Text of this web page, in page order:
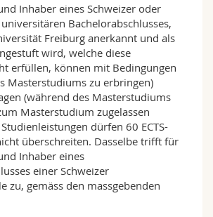
konzentrieren sich im
Masterstudienprogrammes auf
Alte Geschichte,
Geschichte, Geschichte der
In einem von ihnen
geschrieben, die das
Forschungstätigkeit darstellt.
werden auf diese Aufgabe im
Ateliers und Kolloquien
denen Zwischenergebnisse der
und diskutiert werden.
Freiburg verfügt über ein
kulturwissenschaftlich
Inhaber eines Schweizer oder
Bachelorabschlusses,
Freiburg anerkannt und als
wird, welche diese
erfüllen, können mit Bedingungen
Masterstudiums zu erbringen)
(während des Masterstudiums
Masterstudium zugelassen
dürfen 60 ECTS-
überschreiten. Dasselbe trifft für
Inhaber eines
einer Schweizer
zu, gemäss den massgebenden